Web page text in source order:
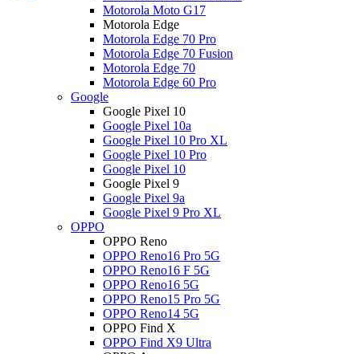
Motorola Moto G17
Motorola Edge
Motorola Edge 70 Pro
Motorola Edge 70 Fusion
Motorola Edge 70
Motorola Edge 60 Pro
Google
Google Pixel 10
Google Pixel 10a
Google Pixel 10 Pro XL
Google Pixel 10 Pro
Google Pixel 10
Google Pixel 9
Google Pixel 9a
Google Pixel 9 Pro XL
OPPO
OPPO Reno
OPPO Reno16 Pro 5G
OPPO Reno16 F 5G
OPPO Reno16 5G
OPPO Reno15 Pro 5G
OPPO Reno14 5G
OPPO Find X
OPPO Find X9 Ultra